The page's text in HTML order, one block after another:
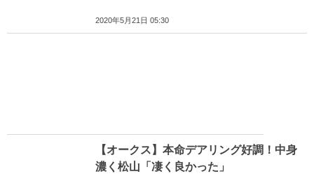
2020年5月21日 05:30
【オークス】本命デアリング好調！中身
濃く松山「凄く良かった」